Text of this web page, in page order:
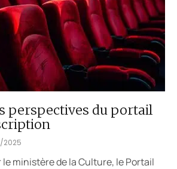
perspectives du portail
2025
le ministère de la Culture, le Portail